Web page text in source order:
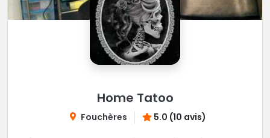
Home Tatoo
Fouchères 5.0 (10 avis)